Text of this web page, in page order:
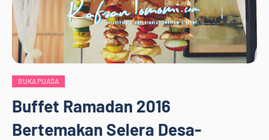
BUKA PUASA
Buffet Ramadan 2016
Bertemakan Selera Desa-